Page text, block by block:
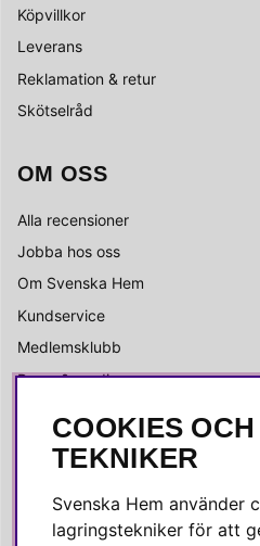
Köpvillkor
Leverans
Reklamation & retur
Skötselråd
OM OSS
Alla recensioner
Jobba hos oss
Om Svenska Hem
Kundservice
Medlemsklubb
Press & media
SOCIALA MEDIER
Instagram
COOKIES
TEKNIKER
Svenska Hem använder
lagringstekniker för att